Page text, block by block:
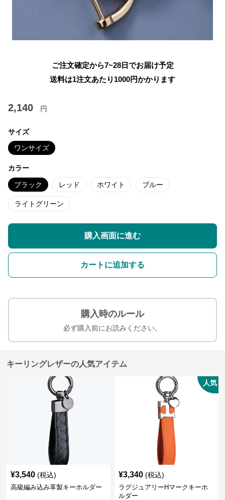
ご注文確定から7~28日でお届け予定
送料は1注文あたり 1000円かかります
2,140 円
サイズ
ワンサイズ
カラー
ブラック レッド ホワイト ブルー
ライトグリーン
購入画面に進む
カートに追加する
購入時のルール
必ず購入前にお読みください。
キーリングレザーの人気アイテム
¥3,540 (税込)
高級編み込み革製キーホルダー
人気
¥3,340 (税込)
ラグジュアリーHマークキーホ
ルダー